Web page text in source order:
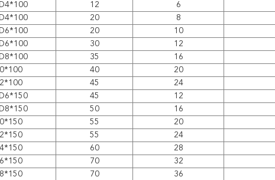
12 6
20 8
20 10
30 12
35 16
40 20
45 24
45 12
50 16
55 20
55 24
60 28
70 32
70 36